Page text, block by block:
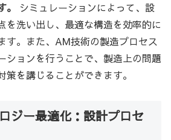
シミュレーションによって、設
を洗い出し、最適な構造を効率的に
す。また、AM技術の製造プロセス
ションを行うことで、製造上の問題
を講じることができます。
ジー最適化：設計プロセ